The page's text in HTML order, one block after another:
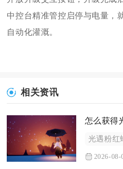
中控台精准管控启停与电量，
自动化灌溉。
相关资讯
怎么获得
2026-08-